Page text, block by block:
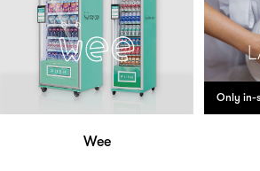
Wee
Only in-